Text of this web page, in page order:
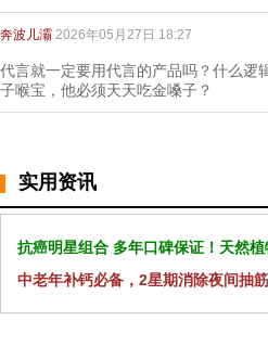
奔波儿灞 2026年05月27日 18:27
代言就一定要用代言的产品吗？什么逻
子喉宝，他必须天天吃金嗓子？
实用资讯
抗癌明星组合 多年口碑保证！天然
中老年补钙必备，2星期消除夜间抽